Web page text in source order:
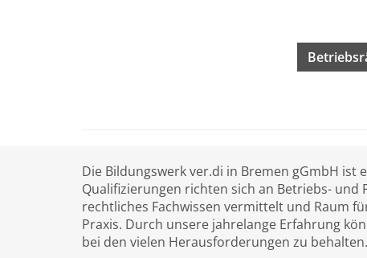
Die Bildungswerk ver.di in Bremen gGmbH
Qualifizierungen richten sich an Betriebs- und
rechtliches Fachwissen vermittelt und Raum
Praxis. Durch unsere jahrelange Erfahrung
bei den vielen Herausforderungen zu behalten.